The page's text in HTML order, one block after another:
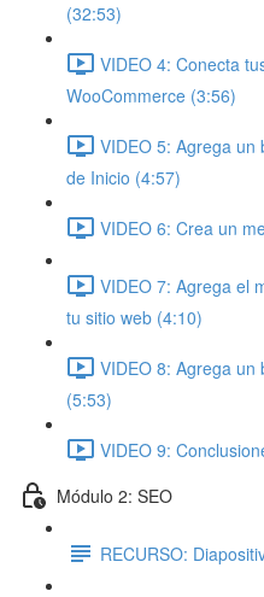
(32:53)
VIDEO 4: Conecta
WooCommerce (3:56)
VIDEO 5: Agrega
de Inicio (4:57)
VIDEO 6: Crea un
VIDEO 7: Agrega el
tu sitio web (4:10)
VIDEO 8: Agrega
(5:53)
VIDEO 9:
Módulo 2: SEO
RECURSO: